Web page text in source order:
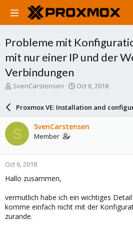
Probleme mit
mit nur einer IP und der
Verbindungen
T
a
d
s
t
a
r
t
e
SvenCarstensen
S
r
d
e
Oct 6, 2018
Proxmox VE: Installation and
S SvenCarstensen
Member
Oct 6, 2018
Hallo zusammen,
vermutlich habe ich ein wichtiges
komme einfach nicht mit der
zurande.